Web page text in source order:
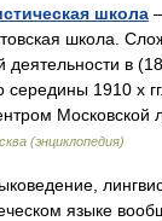
школа
школа.
деятельности в
1910 х
Московской
(энциклопедия)
языке